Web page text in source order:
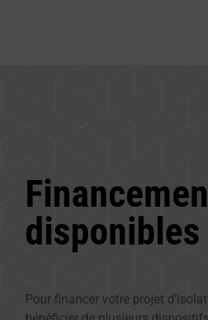
disponibles
Pour financer votre projet